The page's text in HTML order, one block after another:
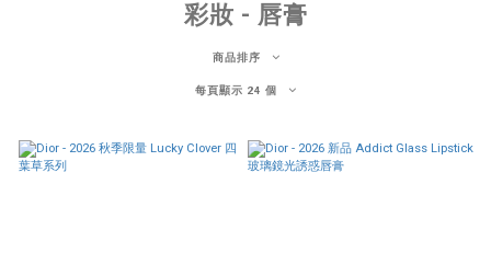
彩妝 - 唇膏
商品排序
每頁顯示 24 個